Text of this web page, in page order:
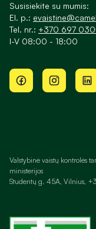
Susisiekite su mumis:
El. p.:
Tel. nr.: +370 697
I-V 08:00 - 18:00
Valstybinė vaistų kontrolės
ministerijos
Studentų g. 45A, Vilnius,